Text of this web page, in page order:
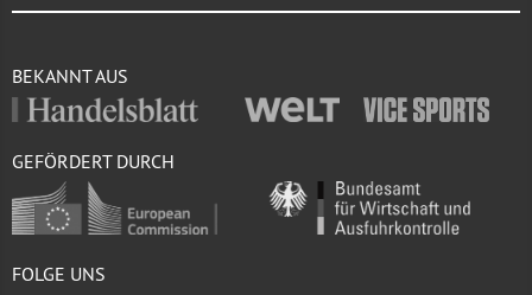
BEKANNT AUS
GEFÖRDERT DURCH
FOLGE UNS